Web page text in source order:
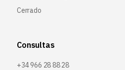
Cerrado
Consultas
+34 966 28 88 28